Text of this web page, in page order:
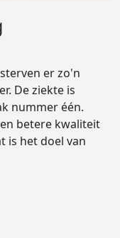
er zo'n
De ziekte is
nummer één.
betere kwaliteit
is het doel van